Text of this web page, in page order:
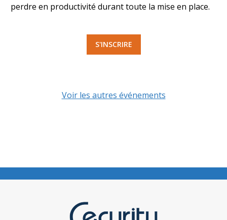
perdre en productivité durant toute la mise en place.
S'INSCRIRE
Voir les autres événements